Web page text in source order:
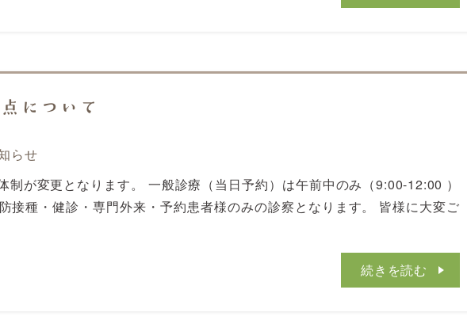
について
らせ
制が変更となります。 一般診療（当日予約）は午前中のみ（9:00-12:00 ）
接種・健診・専門外来・予約患者様のみの診察となります。 皆様に大変ご
続きを読む